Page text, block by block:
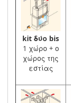
kit δύο bis
1 χώρο + ο
χώρος της
εστίας